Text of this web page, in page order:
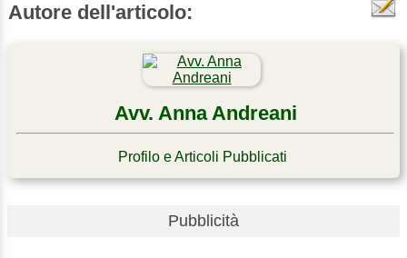
Autore dell'articolo:
Avv. Anna Andreani
Profilo e Articoli Pubblicati
Pubblicità